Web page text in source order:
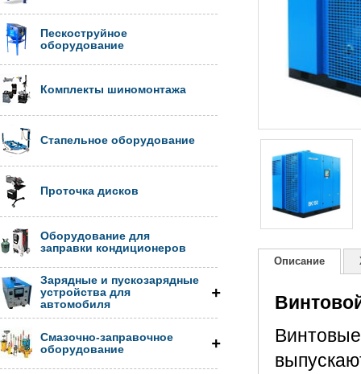
Описание
Пескоструйное
оборудование
Комплекты шиномонтажа
Стапельное оборудование
Проточка дисков
Оборудование для
заправки кондиционеров
Зарядные и пускозарядные
устройства для
автомобиля
Смазочно-заправочное
оборудование